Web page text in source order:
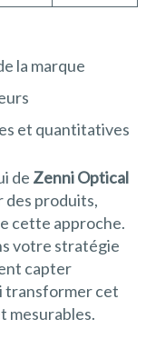
la marque
et quantitatives
de Zenni Optical
des produits,
cette approche.
votre stratégie
capter
transformer cet
mesurables.